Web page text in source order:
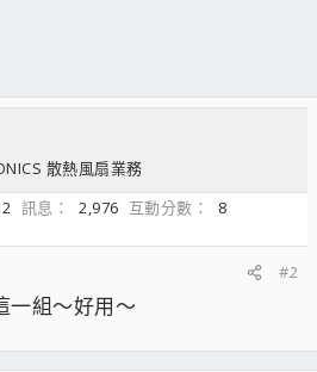
散熱風扇業務
訊息 2,976 互動分數
8
#2
一組～好用～